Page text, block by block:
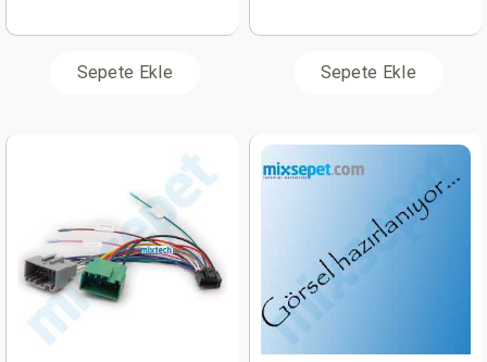
Sepete Ekle Sepete Ekle